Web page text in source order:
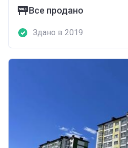
Все продано
Здано в 2019